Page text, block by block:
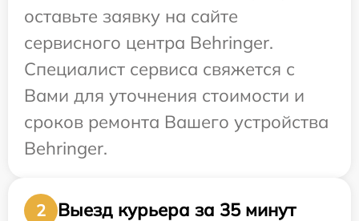
оставьте заявку на сайте
сервисного центра Behringer.
Специалист сервиса свяжется с
Вами для уточнения стоимости и
сроков ремонта Вашего устройства
Behringer.
2 Выезд курьера за 35 минут